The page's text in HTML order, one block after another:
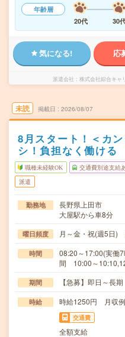
年齢層
20代
30
気になる! 応
派遣会社 株式会社綜合キャ
未読 掲載日 2026/08/07
8月スタート！＜カ
シ！負担なく働ける
職種未経験OK 交通費別途支給
派遣
勤務地
長野県上田市
大屋駅から車8分
曜日頻度 月～金・祝(週5日)
時間
08:20～17:00(実働
間 10:00～
期間 【急募】即日～長
時給 時給1250円 月収
交通費
全額支給